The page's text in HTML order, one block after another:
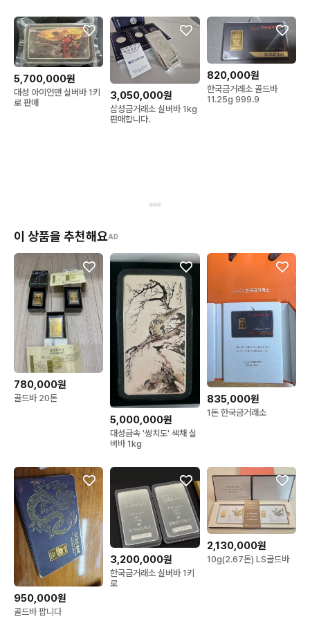
5,700,000원
대성 아이언맨 실버바 1키
로 판매
3,050,000원
삼성금거래소 실버바 1kg
판매합니다.
820,000원
한국금거래소 골드바
11.25g 999.9
이 상품을 추천해요AD
780,000원
골드바 20돈
5,000,000원
대성금속 '쌍치도' 색채 실
버바 1kg
835,000원
1돈 한국금거래소
950,000원
골드바 팝니다
3,200,000원
한국금거래소 실버바 1키
로
2,130,000원
10g(2.67돈) LS골드바